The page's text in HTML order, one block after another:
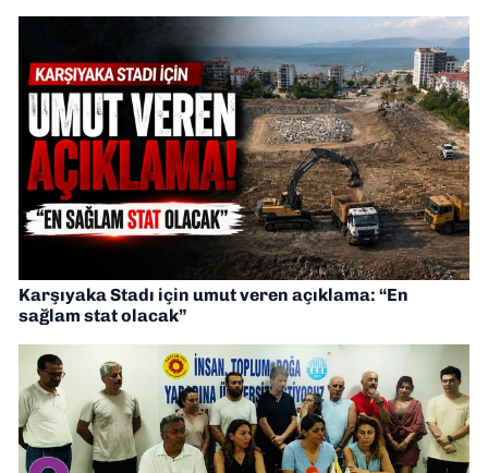
Karşıyaka Stadı için umut veren açıklama: “En
sağlam stat olacak”